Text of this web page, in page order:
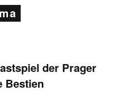
der Prager
Bestien